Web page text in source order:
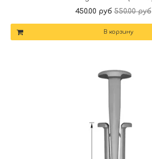
450.00 руб 550.00 руб
В корзину